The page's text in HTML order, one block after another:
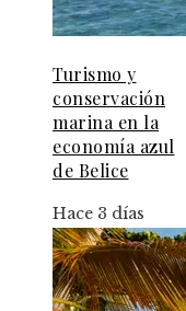
Turismo y
conservación
marina en la
economía azul
de Belice
Hace 3 días